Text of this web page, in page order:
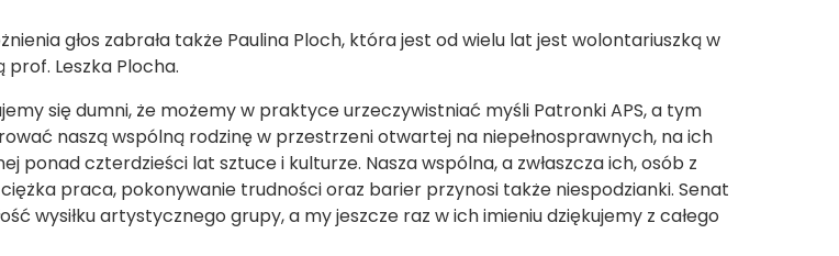
głos zabrała także Paulina Ploch, która jest od wielu lat jest wolontariuszką w
Leszka Plocha.
się dumni, że możemy w praktyce urzeczywistniać myśli Patronki APS, a tym
naszą wspólną rodzinę w przestrzeni otwartej na niepełnosprawnych, na ich
ponad czterdzieści lat sztuce i kulturze. Nasza wspólna, a zwłaszcza ich, osób z
praca, pokonywanie trudności oraz barier przynosi także niespodzianki. Senat
wysiłku artystycznego grupy, a my jeszcze raz w ich imieniu dziękujemy z całego